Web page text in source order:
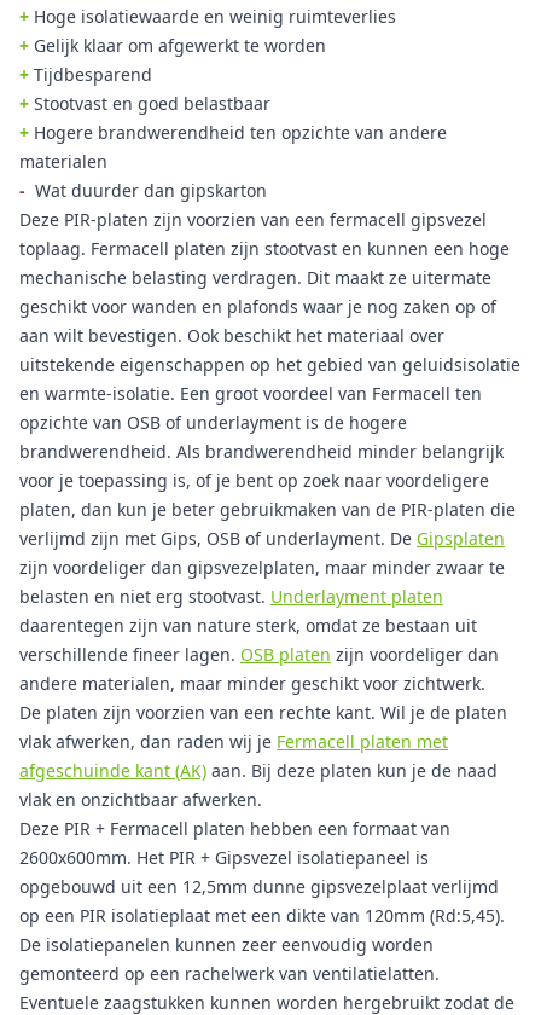
+ Hoge isolatiewaarde en weinig ruimteverlies
+ Gelijk klaar om afgewerkt te worden
+ Tijdbesparend
+ Stootvast en goed belastbaar
+ Hogere brandwerendheid ten opzichte van andere
materialen
- Wat duurder dan gipskarton
Deze PIR-platen zijn voorzien van een fermacell gipsvezel
toplaag. Fermacell platen zijn stootvast en kunnen een hoge
mechanische belasting verdragen. Dit maakt ze uitermate
geschikt voor wanden en plafonds waar je nog zaken op of
aan wilt bevestigen. Ook beschikt het materiaal over
uitstekende eigenschappen op het gebied van geluidsisolatie
en warmte-isolatie. Een groot voordeel van Fermacell ten
opzichte van OSB of underlayment is de hogere
brandwerendheid. Als brandwerendheid minder belangrijk
voor je toepassing is, of je bent op zoek naar voordeligere
platen, dan kun je beter gebruikmaken van de PIR-platen die
verlijmd zijn met Gips, OSB of underlayment. De Gipsplaten
zijn voordeliger dan gipsvezelplaten, maar minder zwaar te
belasten en niet erg stootvast. Underlayment platen
daarentegen zijn van nature sterk, omdat ze bestaan uit
verschillende fineer lagen. OSB platen zijn voordeliger dan
andere materialen, maar minder geschikt voor zichtwerk.
De platen zijn voorzien van een rechte kant. Wil je de platen
vlak afwerken, dan raden wij je Fermacell platen met
afgeschuinde kant (AK) aan. Bij deze platen kun je de naad
vlak en onzichtbaar afwerken.
Deze PIR + Fermacell platen hebben een formaat van
2600x600mm. Het PIR + Gipsvezel isolatiepaneel is
opgebouwd uit een 12,5mm dunne gipsvezelplaat verlijmd
op een PIR isolatieplaat met een dikte van 120mm (Rd:5,45).
De isolatiepanelen kunnen zeer eenvoudig worden
gemonteerd op een rachelwerk van ventilatielatten.
Eventuele zaagstukken kunnen worden hergebruikt zodat de